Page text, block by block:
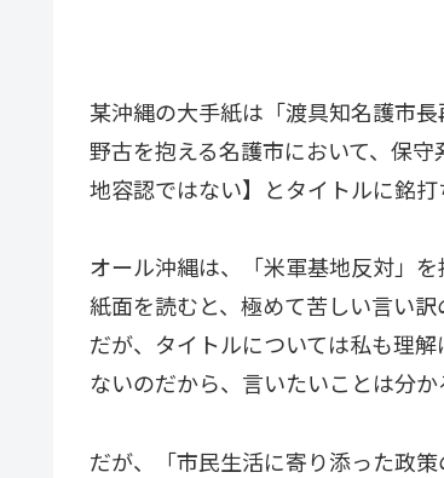
某沖縄の大手紙は「渡具知名護市
野古を抱える名護市において、保
地容認ではない】とタイトルに銘
オール沖縄は、「米軍基地反対」
紙面を読むと、極めて苦しい言い訳
だが、タイトルについては私も理
ないのだから、言いたいことは分か
だが、「市民生活に寄り添った政